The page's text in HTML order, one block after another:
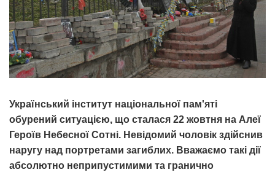
Український інститут національної пам'яті
обурений ситуацією, що сталася 22 жовтня на Алеї
Героїв Небесної Сотні. Невідомий чоловік здійснив
наругу над портретами загиблих. Вважаємо такі дії
абсолютно неприпустимими та гранично